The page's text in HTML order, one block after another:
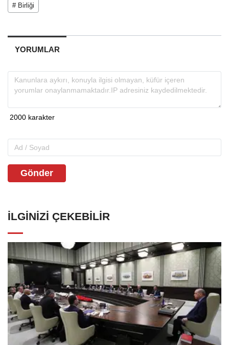
# Birliği
YORUMLAR
Gönder
İLGINIZI ÇEKEBILIR